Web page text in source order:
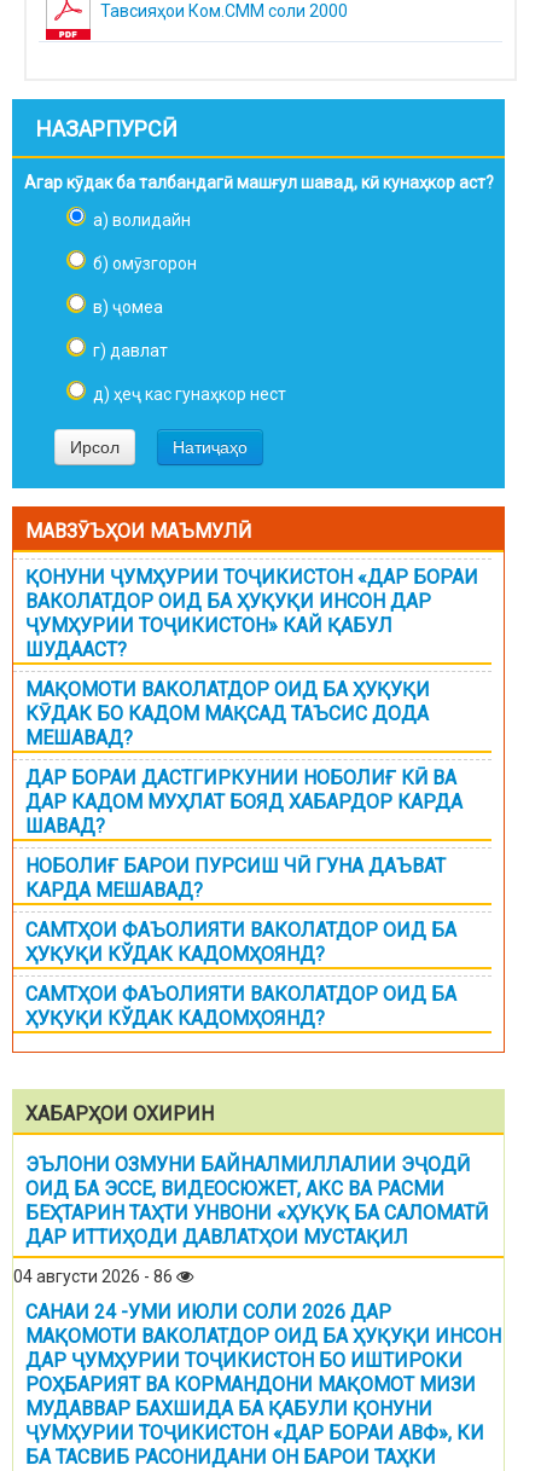
Тавсияҳои Ком.СММ соли 2000
НАЗАРПУРСӢ
Агар кӯдак ба талбандагӣ машғул шавад, кӣ кунаҳкор аст?
а) волидайн
б) омӯзгорон
в) ҷомеа
г) давлат
д) ҳеҷ кас гунаҳкор нест
МАВЗӮЪҲОИ МАЪМУЛӢ
ҚОНУНИ ҶУМҲУРИИ ТОҶИКИСТОН «ДАР БОРАИ
ВАКОЛАТДОР ОИД БА ҲУҚУҚИ ИНСОН ДАР
ҶУМҲУРИИ ТОҶИКИСТОН» КАЙ ҚАБУЛ
ШУДААСТ?
МАҚОМОТИ ВАКОЛАТДОР ОИД БА ҲУҚУҚИ
КӮДАК БО КАДОМ МАҚСАД ТАЪСИС ДОДА
МЕШАВАД?
ДАР БОРАИ ДАСТГИРКУНИИ НОБОЛИҒ КӢ ВА
ДАР КАДОМ МУҲЛАТ БОЯД ХАБАРДОР КАРДА
ШАВАД?
НОБОЛИҒ БАРОИ ПУРСИШ ЧӢ ГУНА ДАЪВАТ
КАРДА МЕШАВАД?
САМТҲОИ ФАЪОЛИЯТИ ВАКОЛАТДОР ОИД БА
ҲУҚУҚИ КЎДАК КАДОМҲОЯНД?
САМТҲОИ ФАЪОЛИЯТИ ВАКОЛАТДОР ОИД БА
ҲУҚУҚИ КЎДАК КАДОМҲОЯНД?
ХАБАРҲОИ ОХИРИН
ЭЪЛОНИ ОЗМУНИ БАЙНАЛМИЛЛАЛИИ ЭҶОДӢ
ОИД БА ЭССЕ, ВИДЕОСЮЖЕТ, АКС ВА РАСМИ
БЕҲТАРИН ТАҲТИ УНВОНИ «ҲУҚУҚ БА САЛОМАТӢ
ДАР ИТТИҲОДИ ДАВЛАТҲОИ МУСТАҚИЛ
04 августи 2026 - 86
САНАИ 24 -УМИ ИЮЛИ СОЛИ 2026 ДАР
МАҚОМОТИ ВАКОЛАТДОР ОИД БА ҲУҚУҚИ ИНСОН
ДАР ҶУМҲУРИИ ТОҶИКИСТОН БО ИШТИРОКИ
РОҲБАРИЯТ ВА КОРМАНДОНИ МАҚОМОТ МИЗИ
МУДАВВАР БАХШИДА БА ҚАБУЛИ ҚОНУНИ
ҶУМҲУРИИ ТОҶИКИСТОН «ДАР БОРАИ АВФ», КИ
БА ТАСВИБ РАСОНИДАНИ ОН БАРОИ ТАҲКИ